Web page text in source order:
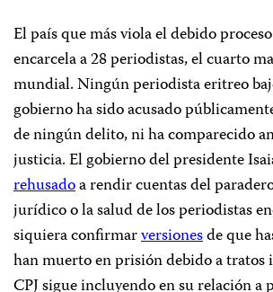
El país que más viola el debido
encarcela a 28 periodistas, el cuarto
mundial. Ningún periodista eritreo
gobierno ha sido acusado
de ningún delito, ni ha comparecido
justicia. El gobierno del presidente
rehusadoa rendir cuentas del
jurídico o la salud de los periodistas
siquiera confirmarversionesde que
han muerto en prisión debido a tratos
CPJ sigue incluyendo en su relación a